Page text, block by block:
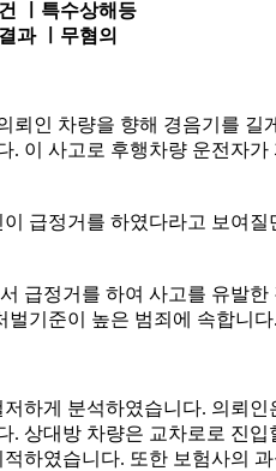
ㅣ 특수상해등
결과 ㅣ 무혐의
인 차량을 향해 경음기를
이 사고로 후행차량 운전자
급정거를 하였다라고 보여
급정거를 하여 사고를 유발
기준이 높은 범죄에 속합니다.
하게 분석하였습니다. 의뢰
상대방 차량은 교차로로 진
하였습니다. 또한 보험사의